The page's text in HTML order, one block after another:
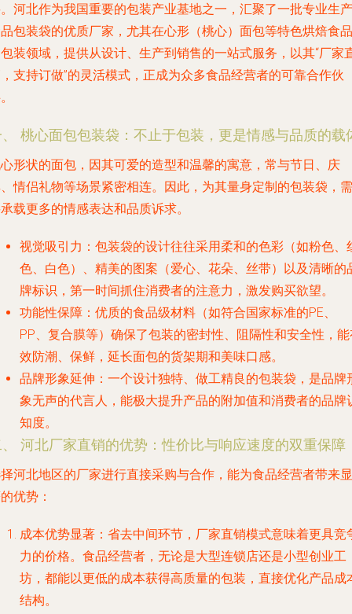
河北作为我国重要的包装产业基地之一，汇聚了一批专业生产
包装袋的优质厂家，尤其在心形（桃心）面包等特色烘焙食品
装领域，提供从设计、生产到销售的一站式服务，以其“厂家
支持订做”的灵活模式，正成为众多食品经营者的可靠合作伙
桃心面包包装袋：不止于包装，更是情感与品质的载
形状的面包，因其可爱的造型和温馨的寓意，常与节日、庆
情侣礼物等场景紧密相连。因此，为其量身定制的包装袋，需
载更多的情感表达和品质诉求。
视觉吸引力 ：包装袋的设计往往采用柔和的色彩（如粉色、
色、白色）、精美的图案（爱心、花朵、丝带）以及清晰的
牌标识，第一时间抓住消费者的注意力，激发购买欲望。
功能性保障 ：优质的食品级材料（如符合国家标准的PE、
PP、复合膜等）确保了包装的密封性、阻隔性和安全性，
效防潮、保鲜，延长面包的货架期和美味口感。
品牌形象延伸 ：一个设计独特、做工精良的包装袋，是品牌
象无声的代言人，能极大提升产品的附加值和消费者的品牌
知度。
河北厂家直销的优势：性价比与响应速度的双重保障
河北地区的厂家进行直接采购与合作，能为食品经营者带来显
优势：
成本优势显著 ：省去中间环节，厂家直销模式意味着更具竞
力的价格。食品经营者，无论是大型连锁店还是小型创业工
坊，都能以更低的成本获得高质量的包装，直接优化产品成
结构。